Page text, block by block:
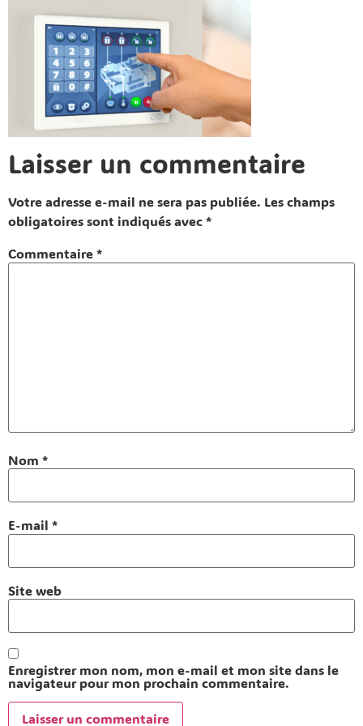
Laisser un commentaire
Votre adresse e-mail ne sera pas publiée. Les champs
obligatoires sont indiqués avec*
Commentaire*
Nom *
E-mail *
Site web
Enregistrer mon nom, mon e-mail et mon site dans le
navigateur pour mon prochain commentaire.